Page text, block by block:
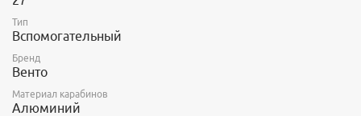
Тип
Вспомогательный
Бренд
Венто
Материал карабинов
Алюминий